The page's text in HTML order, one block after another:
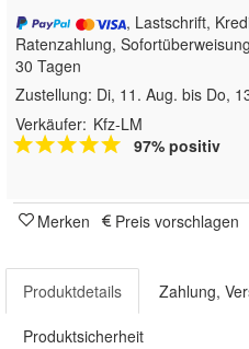
, Lastschrift,
Ratenzahlung,
30 Tagen
Zustellung: Di, 11. Aug. bis Do,
Verkäufer: Kfz-LM
97% positiv
Merken Preis vorschlagen
Produktdetails Zahlung,
Produktsicherheit